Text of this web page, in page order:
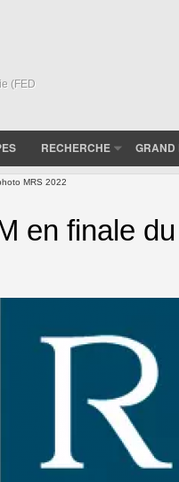
(FED
RECHERCHE GRAND
MRS 2022
en finale